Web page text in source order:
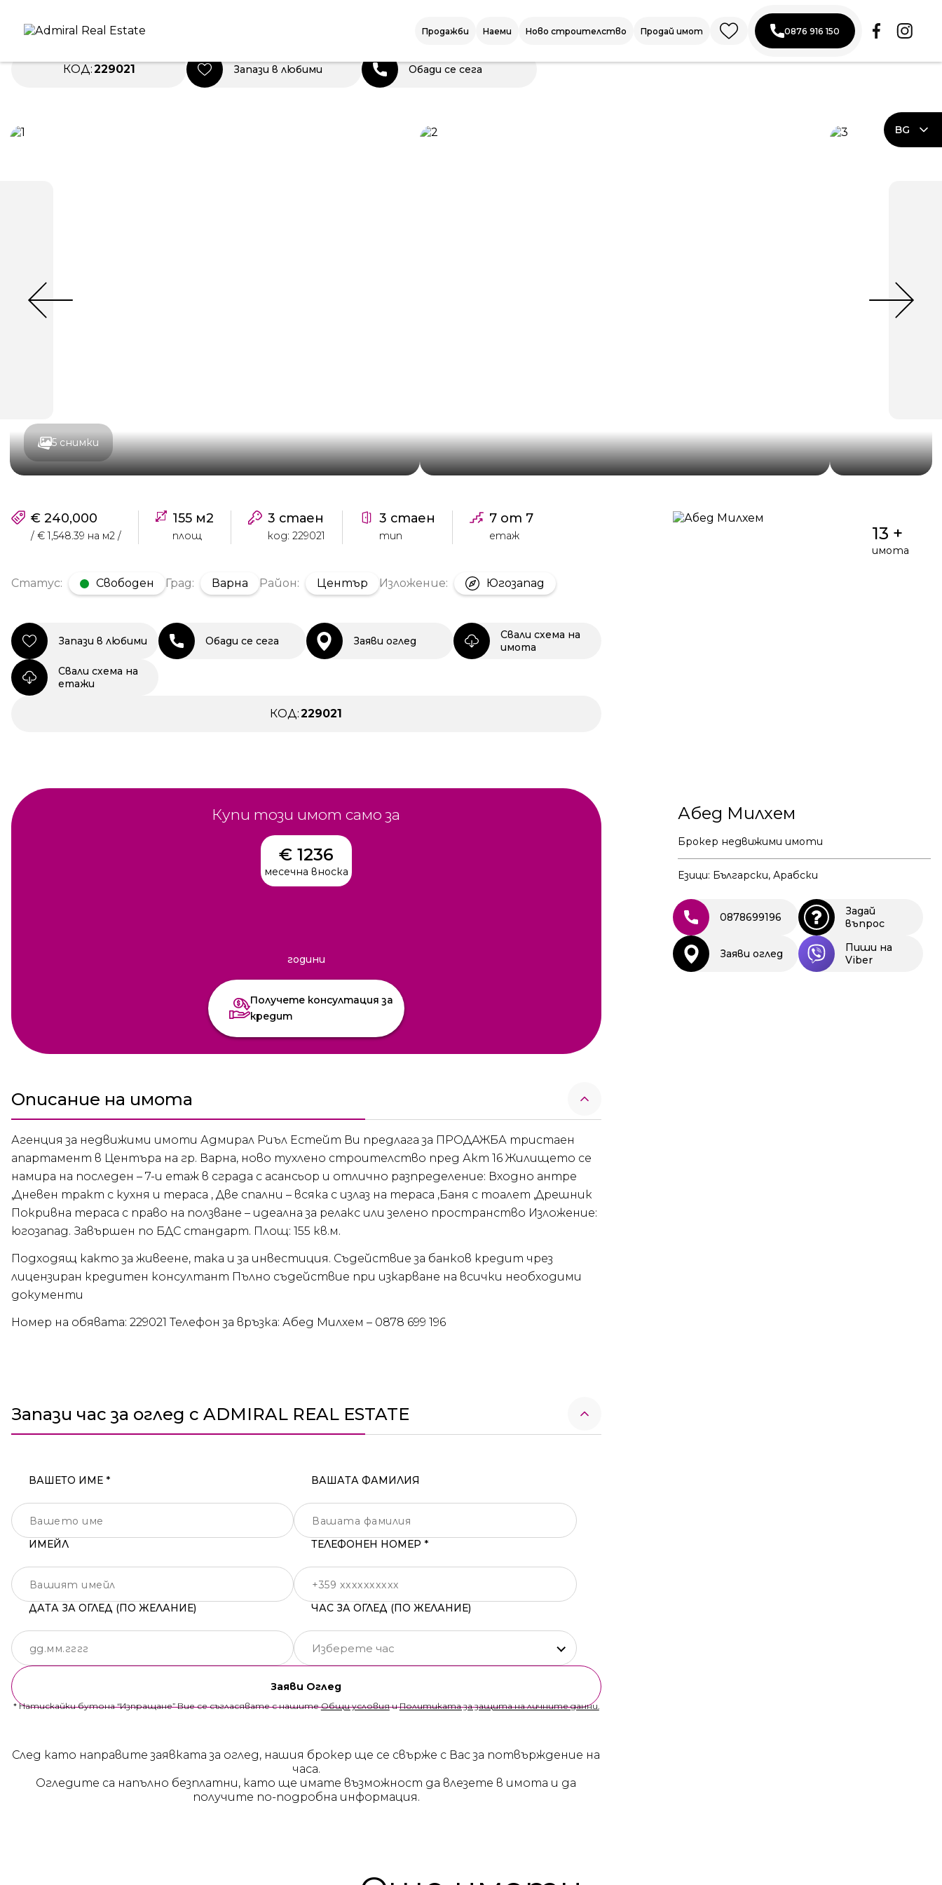
Продажби Наеми Ново строителство Продай имот 0876 916 150
BG
ПРОДАВА
КОД:229021 Запази в любими Обади се сега
5 снимки
€ 240,000
/ € 1,548.39 на м2 /
155 м2
площ
3 стаен
код: 229021
3 стаен
тип
7 от 7
етаж
Статус: Свободен Град: Варна Район: Център Изложение: Югозапад
Запази в любими Обади се сега Заяви оглед
Свали схема на
имота
Свали схема на
етажи
КОД:229021
Купи този имот само за
€ 1236
месечна вноска
години
Получете консултация за
кредит
Описание на имота
Агенция за недвижими имоти Адмирал Риъл Естейт Ви предлага за ПРОДАЖБА тристаен
апартамент в Центъра на гр. Варна, ново тухлено строителство пред Акт 16 Жилището се
намира на последен – 7-и етаж в сграда с асансьор и отлично разпределение: Входно антре
,Дневен тракт с кухня и тераса , Две спални – всяка с излаз на тераса ,Баня с тоалет ,Дрешник
Покривна тераса с право на ползване – идеална за релакс или зелено пространство Изложение:
югозапад. Завършен по БДС стандарт. Площ: 155 кв.м.
Подходящ както за живеене, така и за инвестиция. Съдействие за банков кредит чрез
лицензиран кредитен консултант Пълно съдействие при изкарване на всички необходими
документи
Номер на обявата: 229021 Телефон за връзка: Абед Милхем – 0878 699 196
Запази час за оглед с ADMIRAL REAL ESTATE
ВАШЕТО ИМЕ * ВАШАТА ФАМИЛИЯ
ИМЕЙЛ ТЕЛЕФОНЕН НОМЕР *
ДАТА ЗА ОГЛЕД (ПО ЖЕЛАНИЕ) ЧАС ЗА ОГЛЕД (ПО ЖЕЛАНИЕ)
Изберете час
Заяви Оглед
* Натискайки бутона “Изпращане” Вие се съгласявате с нашитеОбщи условияиПолитиката за защита на личните данни.
След като направите заявката за оглед, нашия брокер ще се свърже с Вас за потвърждение на
часа.
Огледите са напълно безплатни, като ще имате възможност да влезете в имота и да
получите по-подробна информация.
13 +
имота
Абед Милхем
Брокер недвижими имоти
Езици: Български, Арабски
0878699196
Задай
въпрос
Заяви оглед
Пиши на
Viber